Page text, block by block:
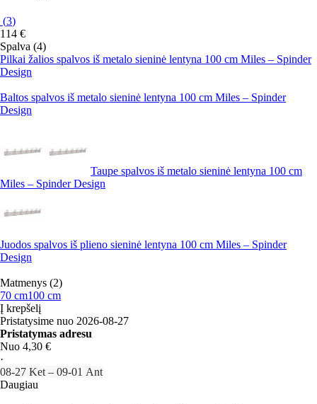
(3)
114 €
Spalva (4)
Pilkai žalios spalvos iš metalo sieninė lentyna 100 cm Miles – Spinder
Design
Baltos spalvos iš metalo sieninė lentyna 100 cm Miles – Spinder
Design
Taupe spalvos iš metalo sieninė lentyna 100 cm
Miles – Spinder Design
Juodos spalvos iš plieno sieninė lentyna 100 cm Miles – Spinder
Design
Matmenys (2)
70 cm100 cm
Į krepšelį
Pristatysime nuo 2026‑08‑27
Pristatymas adresu
Nuo 4,30 €
·
08‑27 Ket – 09‑01 Ant
Daugiau